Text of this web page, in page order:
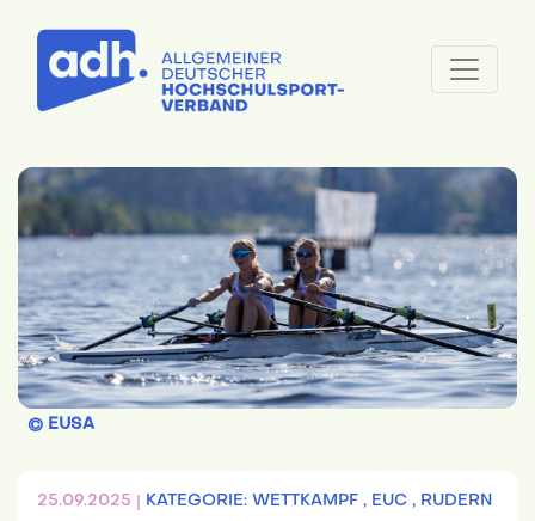
© EUSA
25.09.2025 | KATEGORIE: WETTKAMPF , EUC , RUDERN